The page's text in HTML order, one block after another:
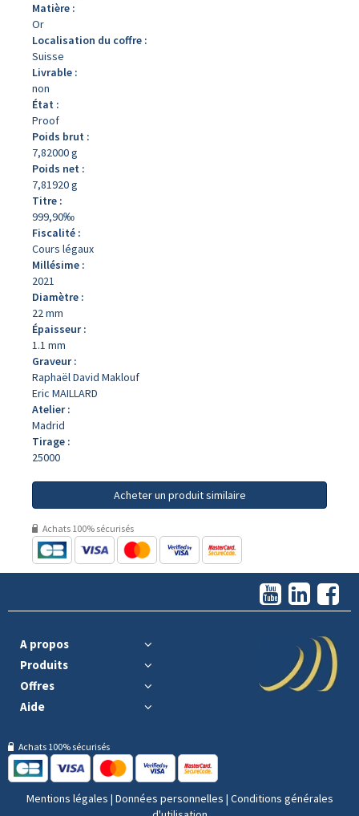
Matière :
Or
Localisation du coffre :
Suisse
Livrable :
non
État :
Proof
Poids brut :
7,82000 g
Poids net :
7,81920 g
Titre :
999,90‰
Fiscalité :
Cours légaux
Millésime :
2021
Diamètre :
22 mm
Épaisseur :
1.1 mm
Graveur :
Raphaël David Maklouf
Eric MAILLARD
Atelier :
Madrid
Tirage :
25000
Acheter un produit similaire
Achats 100% sécurisés
A propos
Produits
Offres
Aide
Achats 100% sécurisés
Mentions légales | Données personnelles | Conditions générales